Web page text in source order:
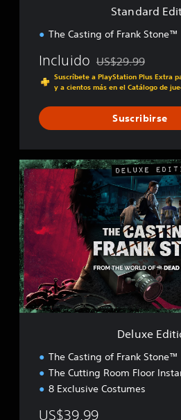
Standard
The Casting of Frank Stone™
Incluido Rebajado del
US$29.99
Suscríbete a PlayStation Plus Extra
y a cientos más en el Catálogo de
Suscribirse
D
e
l
u
x
e
E
d
i
t
i
o
Deluxe
The Casting of Frank Stone™
The Cutting Room Floor
8 Exclusive Costumes
US$39.99